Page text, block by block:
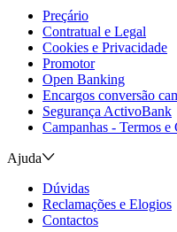
Preçário
Contratual e Legal
Cookies e Privacidade
Promotor
Open Banking
Encargos conversão
Segurança ActivoBank
Campanhas - Termos e
Ajuda
Dúvidas
Reclamações e Elogios
Contactos